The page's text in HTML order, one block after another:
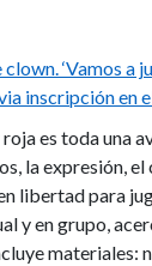
clown. ‘Vamos a
inscripción en
roja es toda una
la expresión,
libertad para
y en grupo,
materiales: